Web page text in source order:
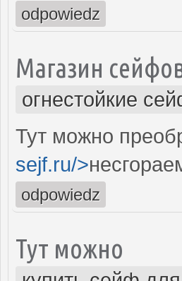
odpowiedz
Магазин
огнестойкие
Тут можно
sejf.ru/>
odpowiedz
Тут можно